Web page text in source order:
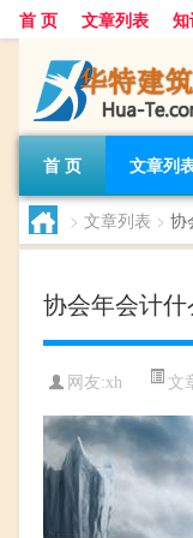
首 页 文章列表
首 页 文章列
> 文章列表 > 协
协会年会计什
网友:xh 文